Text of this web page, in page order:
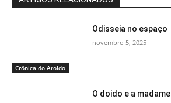
Crônica do Aroldo
Odisseia no espaço
novembro 5, 2025
O doido e a madame